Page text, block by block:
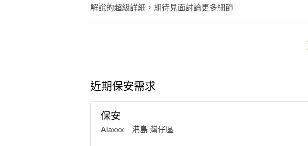
解說的超級詳細，期待見面討論更多細節
近期保安需求
保安
Alaxxx 港島 灣仔區